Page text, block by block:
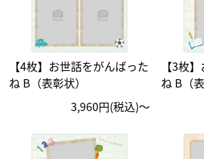
【4枚】お世話をがんばった
ね B（表彰状）
3,960円(税込)〜
【3枚
ね B（